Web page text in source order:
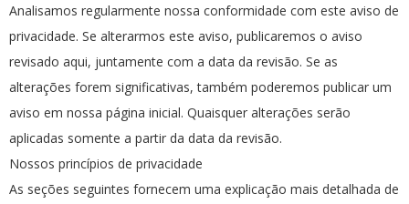
Analisamos regularmente nossa conformidade com este aviso de
privacidade. Se alterarmos este aviso, publicaremos o aviso
revisado aqui, juntamente com a data da revisão. Se as
alterações forem significativas, também poderemos publicar um
aviso em nossa página inicial. Quaisquer alterações serão
aplicadas somente a partir da data da revisão.
Nossos princípios de privacidade
As seções seguintes fornecem uma explicação mais detalhada de